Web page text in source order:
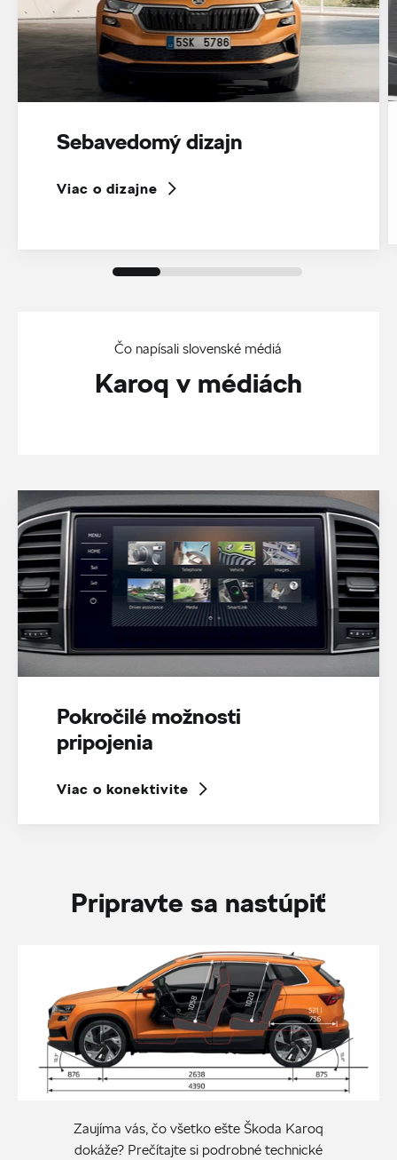
Sebavedomý dizajn
Viac o dizajne
Čo napísali slovenské médiá
Karoq v médiách
Pokročilé možnosti
pripojenia
Viac o konektivite
Pripravte sa nastúpiť
Zaujíma vás, čo všetko ešte Škoda Karoq
dokáže? Prečítajte si podrobné technické